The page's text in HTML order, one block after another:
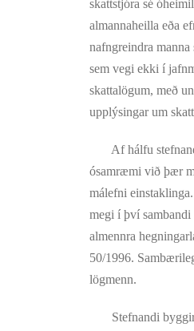
skattstjóra sé
almannaheilla eða
nafngreindra
sem vegi ekki í
skattalögum, með
upplýsingar um
Af hálfu
ósamræmi við þær
málefni
megi í því sambandi
almennra
50/1996.
lögmenn.
Stefnandi byggir